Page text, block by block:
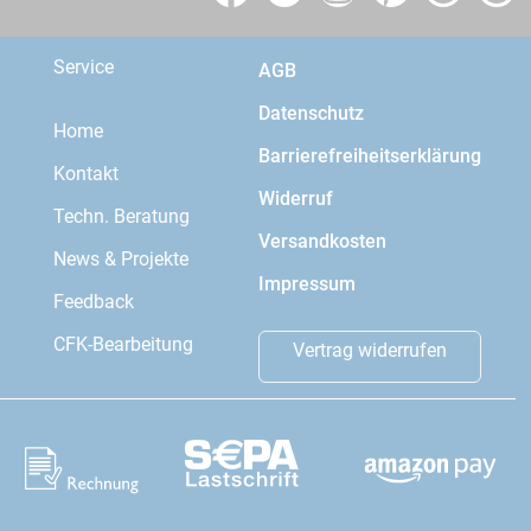
Service
Home
Kontakt
Techn. Beratung
News & Projekte
Feedback
CFK-Bearbeitung
AGB
Datenschutz
Barrierefreiheitserklärung
Widerruf
Versandkosten
Impressum
Vertrag widerrufen